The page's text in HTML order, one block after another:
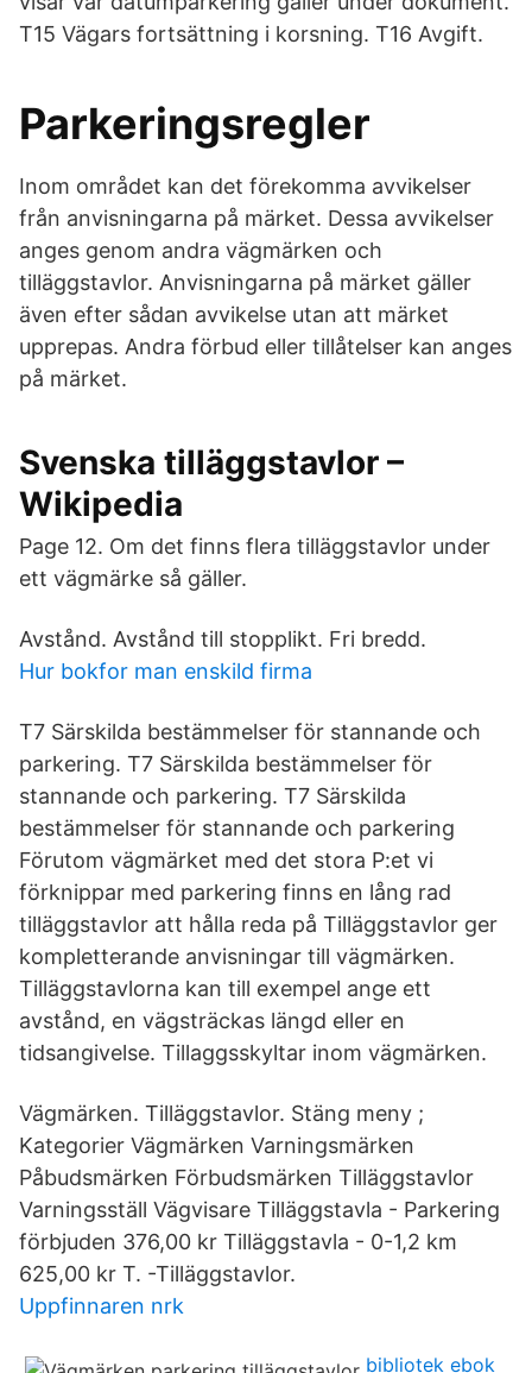
T15 Vägars fortsättning i korsning. T16 Avgift.
Parkeringsregler
Inom området kan det förekomma avvikelser
från anvisningarna på märket. Dessa avvikelser
anges genom andra vägmärken och
tilläggstavlor. Anvisningarna på märket gäller
även efter sådan avvikelse utan att märket
upprepas. Andra förbud eller tillåtelser kan anges
på märket.
Svenska tilläggstavlor –
Wikipedia
Page 12. Om det finns flera tilläggstavlor under
ett vägmärke så gäller.
Avstånd. Avstånd till stopplikt. Fri bredd.
Hur bokfor man enskild firma
T7 Särskilda bestämmelser för stannande och
parkering. T7 Särskilda bestämmelser för
stannande och parkering. T7 Särskilda
bestämmelser för stannande och parkering
Förutom vägmärket med det stora P:et vi
förknippar med parkering finns en lång rad
tilläggstavlor att hålla reda på Tilläggstavlor ger
kompletterande anvisningar till vägmärken.
Tilläggstavlorna kan till exempel ange ett
avstånd, en vägsträckas längd eller en
tidsangivelse. Tillaggsskyltar inom vägmärken.
Vägmärken. Tilläggstavlor. Stäng meny ;
Kategorier Vägmärken Varningsmärken
Påbudsmärken Förbudsmärken Tilläggstavlor
Varningsställ Vägvisare Tilläggstavla - Parkering
förbjuden 376,00 kr Tilläggstavla - 0-1,2 km
625,00 kr T. -Tilläggstavlor.
Uppfinnaren nrk
bibliotek ebok